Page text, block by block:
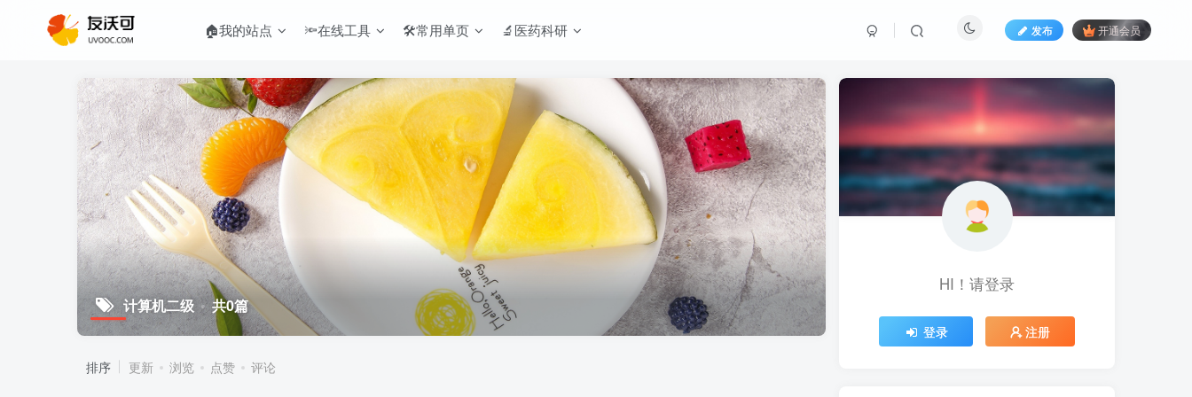
🏠我的站点 🔦在线工具 🛠️常用单页 🔬医药科研 发布 开通会员
计算机二级 共0篇
排序 更新 浏览 点赞 评论
HI！请登录
登录 注册